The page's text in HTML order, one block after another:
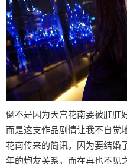
倒不是因为天宫花南要被肛肛
而是这支作品剧情让我不自觉
花南传来的简讯，因为要结婚
年的炮友关系，而在再也不见